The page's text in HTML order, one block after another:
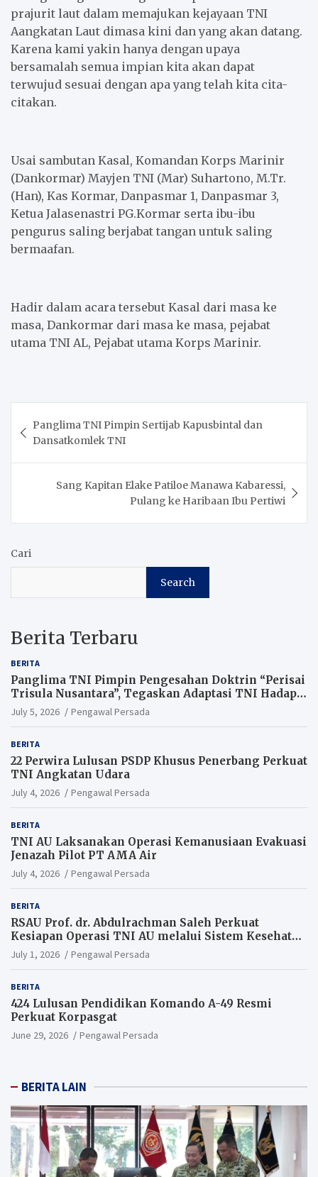
prajurit laut dalam memajukan kejayaan TNI
Aangkatan Laut dimasa kini dan yang akan datang.
Karena kami yakin hanya dengan upaya
bersamalah semua impian kita akan dapat
terwujud sesuai dengan apa yang telah kita cita-
citakan.
Usai sambutan Kasal, Komandan Korps Marinir
(Dankormar) Mayjen TNI (Mar) Suhartono, M.Tr.
(Han), Kas Kormar, Danpasmar 1, Danpasmar 3,
Ketua Jalasenastri PG.Kormar serta ibu-ibu
pengurus saling berjabat tangan untuk saling
bermaafan.
Hadir dalam acara tersebut Kasal dari masa ke
masa, Dankormar dari masa ke masa, pejabat
utama TNI AL, Pejabat utama Korps Marinir.
navigation
Panglima TNI Pimpin Sertijab Kapusbintal dan
Dansatkomlek TNI
Sang Kapitan Elake Patiloe Manawa Kabaressi,
Pulang ke Haribaan Ibu Pertiwi
Cari
Search
Berita Terbaru
BERITA
Panglima TNI Pimpin Pengesahan Doktrin “Perisai
Trisula Nusantara”, Tegaskan Adaptasi TNI Hadapi
Perang Modern
July 5, 2026 Pengawal Persada
BERITA
22 Perwira Lulusan PSDP Khusus Penerbang Perkuat
TNI Angkatan Udara
July 4, 2026 Pengawal Persada
BERITA
TNI AU Laksanakan Operasi Kemanusiaan Evakuasi
Jenazah Pilot PT AMA Air
July 4, 2026 Pengawal Persada
BERITA
RSAU Prof. dr. Abdulrachman Saleh Perkuat
Kesiapan Operasi TNI AU melalui Sistem Kesehatan
Andal
July 1, 2026 Pengawal Persada
BERITA
424 Lulusan Pendidikan Komando A-49 Resmi
Perkuat Korpasgat
June 29, 2026 Pengawal Persada
BERITA LAIN